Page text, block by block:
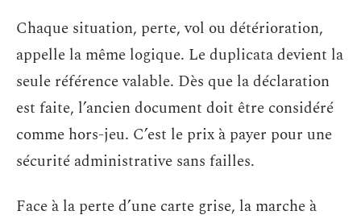
Chaque situation, perte, vol ou détérioration,
appelle la même logique. Le duplicata devient la
seule référence valable. Dès que la déclaration
est faite, l’ancien document doit être considéré
comme hors-jeu. C’est le prix à payer pour une
sécurité administrative sans failles.
Face à la perte d’une carte grise, la marche à